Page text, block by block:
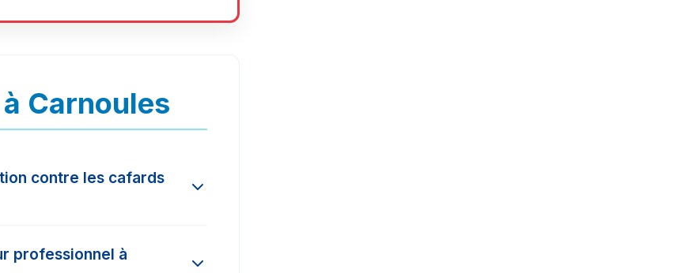
Carnoules
contre les cafards
la région varient entre 150€
professionnel à